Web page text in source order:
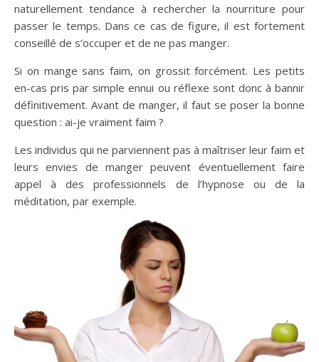
naturellement tendance à rechercher la nourriture pour
passer le temps. Dans ce cas de figure, il est fortement
conseillé de s’occuper et de ne pas manger.
Si on mange sans faim, on grossit forcément. Les petits
en-cas pris par simple ennui ou réflexe sont donc à bannir
définitivement. Avant de manger, il faut se poser la bonne
question : ai-je vraiment faim ?
Les individus qui ne parviennent pas à maîtriser leur faim et
leurs envies de manger peuvent éventuellement faire
appel à des professionnels de l’hypnose ou de la
méditation, par exemple.